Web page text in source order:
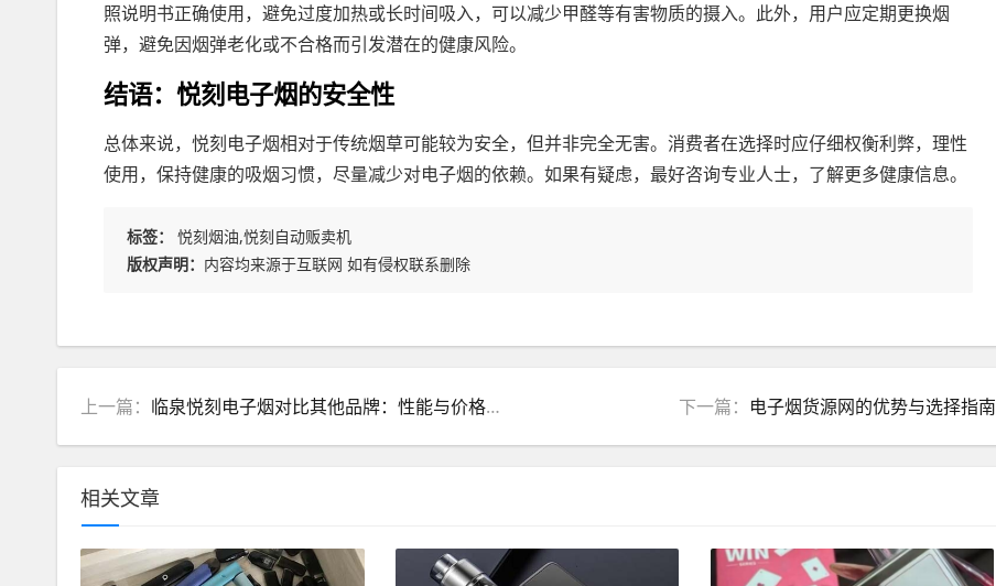
照说明书正确使用，避免过度加热或长时间吸入，可以减少甲醛等有害物质的摄入。此外，用户应定期更换烟
弹，避免因烟弹老化或不合格而引发潜在的健康风险。
结语：悦刻电子烟的安全性
总体来说，悦刻电子烟相对于传统烟草可能较为安全，但并非完全无害。消费者在选择时应仔细权衡利弊，理性
使用，保持健康的吸烟习惯，尽量减少对电子烟的依赖。如果有疑虑，最好咨询专业人士，了解更多健康信息。
标签：
悦刻烟油,悦刻自动贩卖机
版权声明： 内容均来源于互联网 如有侵权联系删除
上一篇： 临泉悦刻电子烟对比其他品牌：性能与价格的平衡 下一篇： 电子烟货源网的优势与选择指南
相关文章